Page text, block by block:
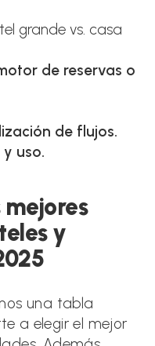
grande vs. casa
de reservas o
de flujos.
uso.
y
una tabla
a elegir el mejor